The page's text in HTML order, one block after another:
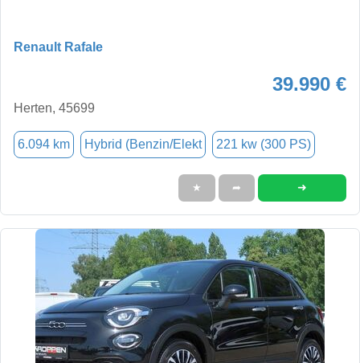
Renault Rafale
39.990 €
Herten, 45699
6.094 km Hybrid (Benzin/Elekt 221 kw (300 PS)
★ ➦ ➜